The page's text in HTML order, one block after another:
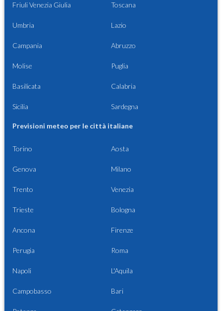
Friuli Venezia Giulia Toscana
Umbria Lazio
Campania Abruzzo
Molise Puglia
Basilicata Calabria
Sicilia Sardegna
Previsioni meteo per le città italiane
Torino Aosta
Genova Milano
Trento Venezia
Trieste Bologna
Ancona Firenze
Perugia Roma
Napoli L'Aquila
Campobasso Bari